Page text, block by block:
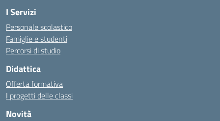
I Servizi
Personale scolastico
Famiglie e studenti
Percorsi di studio
Didattica
Offerta formativa
I progetti delle classi
Novità